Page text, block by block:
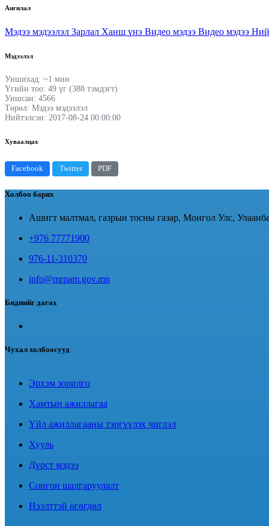
Ангилал
Мэдээ мэдээлэл Зарлал Ханш үнэ Видео мэдээ Видео мэдээ
Мэдээлэл
Уншихад: ~1 мин
Үгийн тоо: 49 үг (388 тэмдэгт)
Уншсан: 4566
Төрөл: Мэдээ мэдээлэл
Нийтэлсэн: 2017-08-24 00:00:00
Хуваалцах
Facebook Twitter PDF
Холбоо барих
Ашигт малтмал, газрын тосны газар, Монгол Улс,
+976 77771900
976-11-310370
info@mrpam.gov.mn
Биднийг дагах
Чухал холбоосууд
Эрхэм зорилго
Хамтын ажиллагаа
Үйл ажиллагааны тэргүүлэх чиглэл
Хууль
Дүрст мэдээ
Сонгон шалгаруулалт
Нээлттэй өгөгдөл